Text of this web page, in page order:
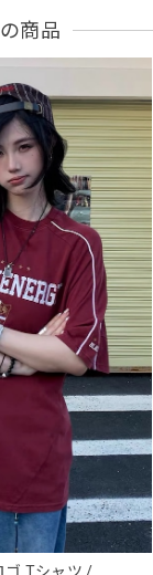
Dog Tag Necklace
Jacket
商品